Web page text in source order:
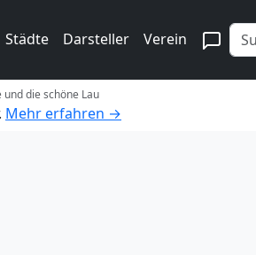
Städte Darsteller Verein
und die schöne Lau
Mehr erfahren →